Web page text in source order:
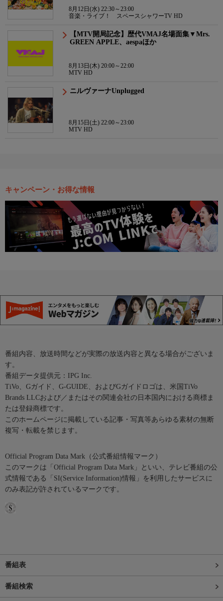
8月12日(水) 22:30～23:00
音楽・ライブ！ スペースシャワーTV HD
【MTV開局記念】歴代VMAJ名場面集▼Mrs.
GREEN APPLE、aespaほか
8月13日(木) 20:00～22:00
MTV HD
ニルヴァーナUnplugged
8月15日(土) 22:00～23:00
MTV HD
キャンペーン・お得な情報
番組内容、放送時間などが実際の放送内容と異なる場合がございま
す。
番組データ提供元：IPG Inc.
TiVo、Gガイド、G-GUIDE、およびGガイドロゴは、米国TiVo
Brands LLCおよび／またはその関連会社の日本国内における商標ま
たは登録商標です。
このホームページに掲載している記事・写真等あらゆる素材の無断
複写・転載を禁じます。
Official Program Data Mark（公式番組情報マーク）
このマークは「Official Program Data Mark」といい、テレビ番組の公
式情報である「SI(Service Information)情報」を利用したサービスに
のみ表記が許されているマークです。
番組表
番組検索